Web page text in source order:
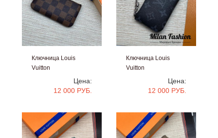
Ключница Louis
Vuitton
Цена:
12 000 РУБ.
Ключница Louis
Vuitton
Цена:
12 000 РУБ.